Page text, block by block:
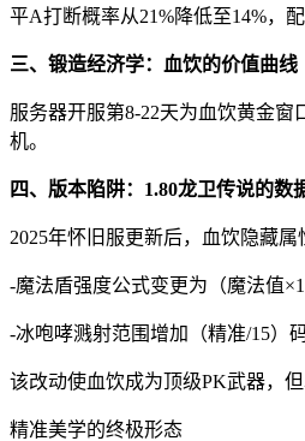
平A打断概率从21%降低至14%，
三、锻造经济学：血饮的价值曲线
服务器开服第8-22天为血饮黄金
机。
四、版本陷阱：1.80龙卫传说的数
2025年怀旧服更新后，血饮隐藏属
-魔法盾强度公式变更为（魔法值
-冰咆哮溅射范围增加（精准/15）
该改动使血饮成为顶级PK武器，
精准美学的终极形态